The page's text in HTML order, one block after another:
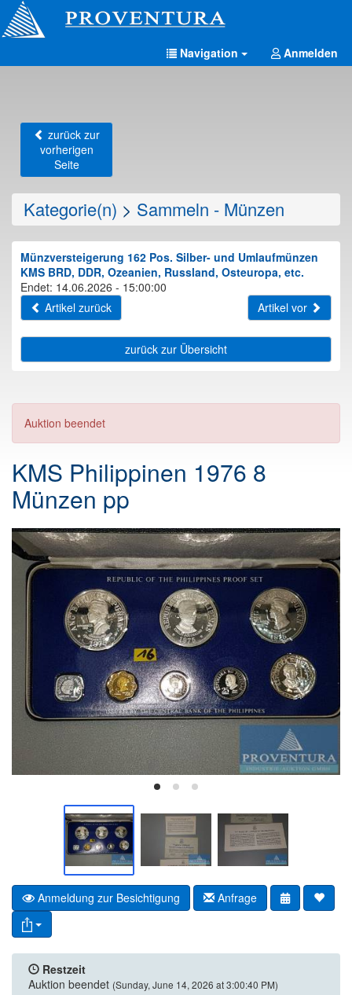
Navigation Anmelden
zurück zur
vorherigen
Seite
Kategorie(n) > Sammeln - Münzen
Münzversteigerung 162 Pos. Silber- und Umlaufmünzen
KMS BRD, DDR, Ozeanien, Russland, Osteuropa, etc.
Endet: 14.06.2026 - 15:00:00
Artikel zurück
Artikel vor
zurück zur Übersicht
Auktion beendet
KMS Philippinen 1976 8
Münzen pp
Anmeldung zur Besichtigung Anfrage
Restzeit
Auktion beendet (Sunday, June 14, 2026 at 3:00:40 PM)